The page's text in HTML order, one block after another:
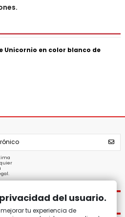
Unicornio en color blanco de
del usuario.
tu experiencia de